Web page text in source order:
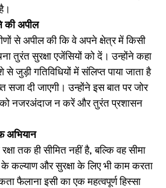
की अपील
से अपील की कि वे अपने क्षेत्र में किसी
तुरंत सुरक्षा एजेंसियों को दें। उन्होंने कहा
जुड़ी गतिविधियों में संलिप्त पाया जाता है
दी जाएगी। उन्होंने इस बात पर जोर
को नजरअंदाज न करें और तुरंत प्रशासन
अभियान
तक ही सीमित नहीं है, बल्कि वह सीमा
के कल्याण और सुरक्षा के लिए भी काम करता
फैलाना इसी का एक महत्वपूर्ण हिस्सा